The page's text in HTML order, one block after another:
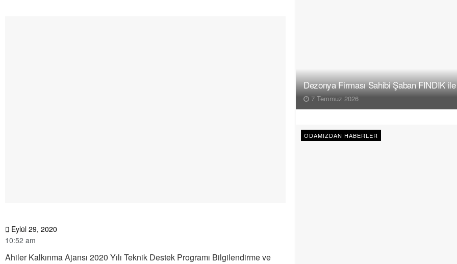
Eylül 29, 2020
10:52 am
Ahiler Kalkınma Ajansı 2020 Yılı Teknik Destek Programı Bilgilendirme ve
Dezonya Firması Sahibi Şaban FINDIK
7 Temmuz 2026
ODAMIZDAN HABERLER